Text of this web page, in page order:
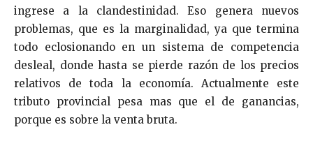
ingrese a la clandestinidad. Eso genera nuevos
problemas, que es la marginalidad, ya que termina
todo eclosionando en un sistema de competencia
desleal, donde hasta se pierde razón de los precios
relativos de toda la economía. Actualmente este
tributo provincial pesa mas que el de ganancias,
porque es sobre la venta bruta.